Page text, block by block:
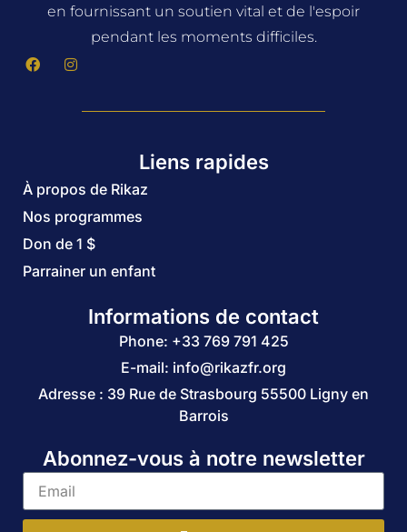
en fournissant un soutien vital et de l'espoir
pendant les moments difficiles.
Liens rapides
À propos de Rikaz
Nos programmes
Don de 1 $
Parrainer un enfant
Informations de contact
Phone: +33 769 791 425
E-mail: info@rikazfr.org
Adresse : 39 Rue de Strasbourg 55500 Ligny en
Barrois
Abonnez-vous à notre newsletter